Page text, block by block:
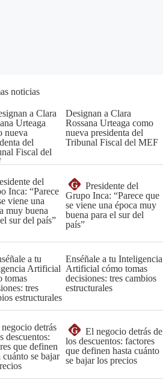
noticias
Designan a Clara
Rossana Urteaga como
nueva presidenta del
Tribunal Fiscal del MEF
G
Presidente del
Grupo Inca: “Parece que
se viene una época muy
buena para el sur del
país”
Enséñale a tu Inteligencia
Artificial cómo tomas
decisiones: tres cambios
estructurales
G
El negocio detrás de
los descuentos: factores
que definen hasta cuánto
se bajar los precios